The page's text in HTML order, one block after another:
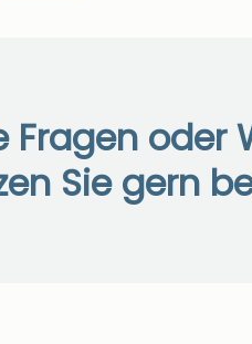
Fragen oder
Sie gern